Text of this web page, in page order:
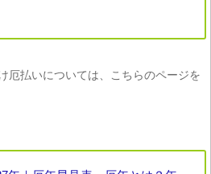
厄払いについては、こちらのページを